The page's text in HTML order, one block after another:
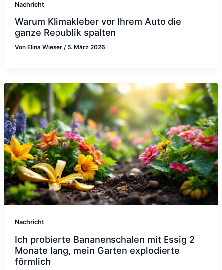
Nachricht
Warum Klimakleber vor Ihrem Auto die
ganze Republik spalten
Von Elina Wieser / 5. März 2026
Nachricht
Ich probierte Bananenschalen mit Essig 2
Monate lang, mein Garten explodierte
förmlich